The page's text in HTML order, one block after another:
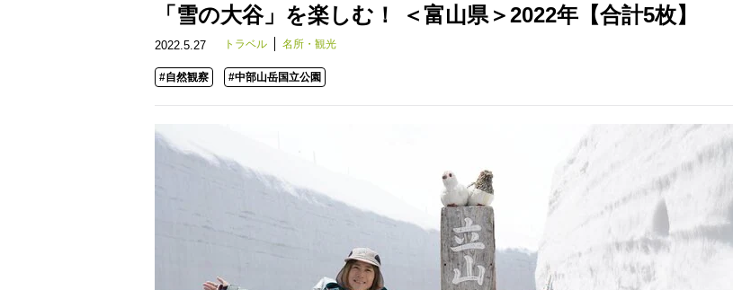
「雪の大谷」を楽しむ！ ＜富山県＞2022年【合計5枚】
2022.5.27 トラベル 名所・観光
#自然観察 #中部山岳国立公園